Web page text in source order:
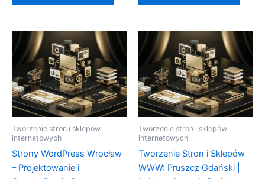
Tworzenie stron i sklepów
internetowych
Strony WordPress Wrocław
– Projektowanie i
Tworzenie stron i sklepów
internetowych
Tworzenie Stron i Sklepów
WWW: Pruszcz Gdański |